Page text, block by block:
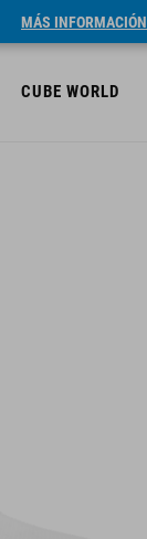
MÁS INFORMACIÓN
CUBE WORLD